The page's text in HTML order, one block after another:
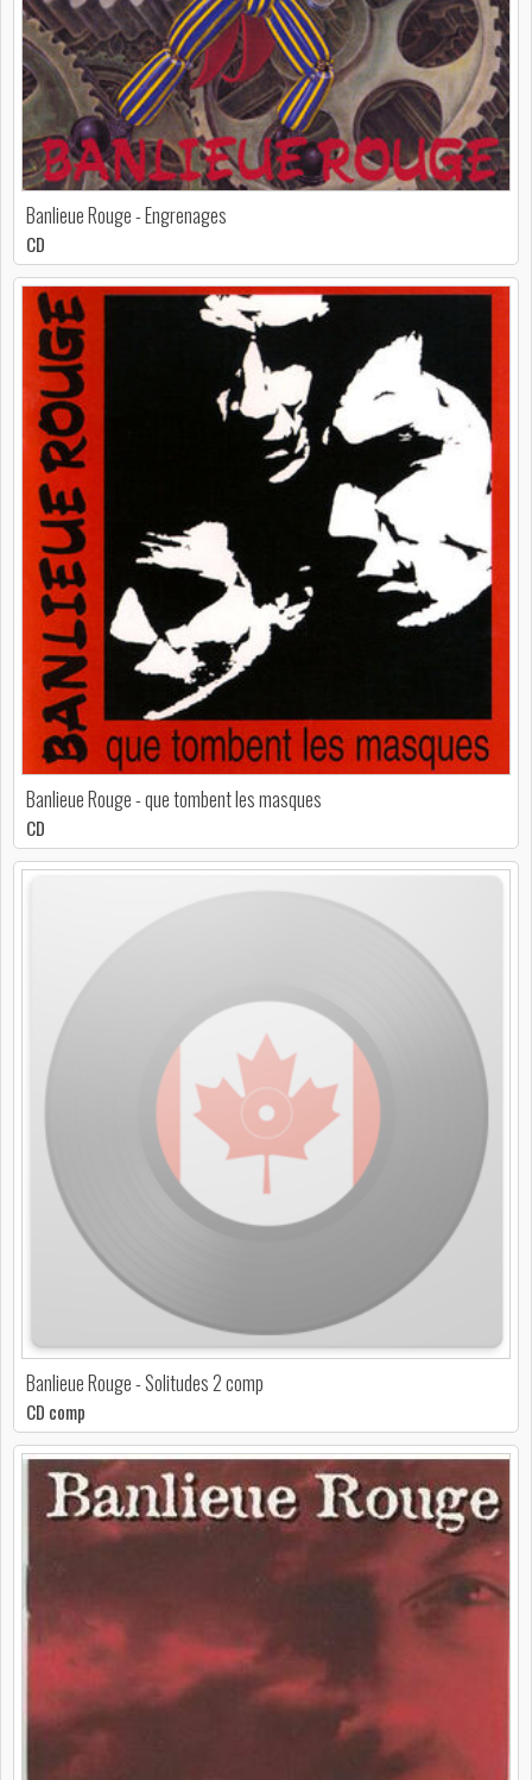
Banlieue Rouge - Engrenages
CD
Banlieue Rouge - que tombent les masques
CD
Banlieue Rouge - Solitudes 2 comp
CD comp